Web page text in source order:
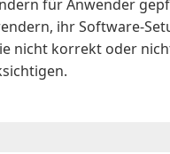
für Anwender
ihr Software-
nicht korrekt oder